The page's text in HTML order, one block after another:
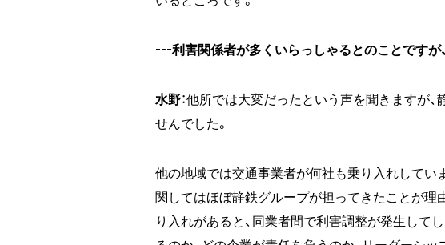
---利害関係者が多くいらっしゃるとのことですが
水野：他所では大変だったという声を聞きますが
せんでした。
他の地域では交通事業者が何社も乗り入れしてい
関してはほぼ静鉄グループが担ってきたことが理
り入れがあると、同業者間で利害調整が発生して